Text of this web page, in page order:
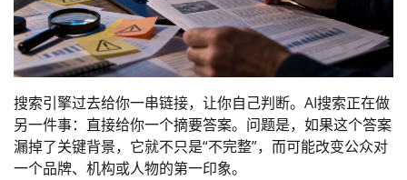
搜索引擎过去给你一串链接，让你自己判断。AI搜索正在做
另一件事：直接给你一个摘要答案。问题是，如果这个答案
漏掉了关键背景，它就不只是“不完整”，而可能改变公众对
一个品牌、机构或人物的第一印象。